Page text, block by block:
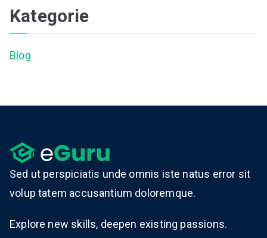
Kategorie
Blog
Sed ut perspiciatis unde omnis iste natus error sit
volup tatem accusantium doloremque.
Explore new skills, deepen existing passions.